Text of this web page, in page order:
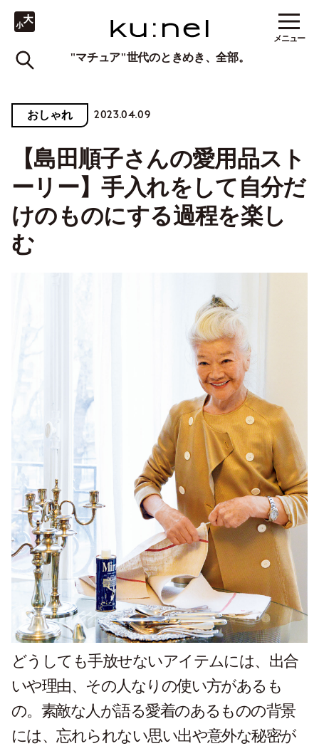
"マチュア"世代のときめき、全部。
メニュー
おしゃれ 2023.04.09
【島田順子さんの愛用品スト
ーリー】手入れをして自分だ
けのものにする過程を楽し
む
どうしても手放せないアイテムには、出合
いや理由、その人なりの使い方があるも
の。素敵な人が語る愛着のあるものの背景
には、忘れられない思い出や意外な秘密が